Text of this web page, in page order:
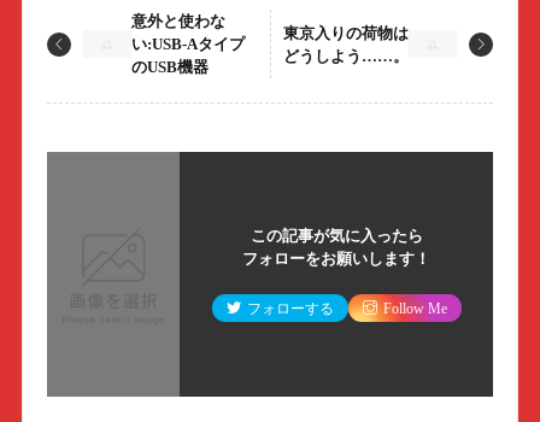
意外と使わな
い:USB-Aタイプ
のUSB機器
東京入りの荷物は
どうしよう……。
この記事が気に入ったら
フォローをお願いします！
フォローする Follow Me